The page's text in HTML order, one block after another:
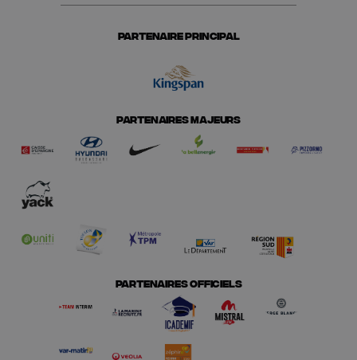
PARTENAIRE PRINCIPAL
PARTENAIRES MAJEURS
PARTENAIRES OFFICIELS